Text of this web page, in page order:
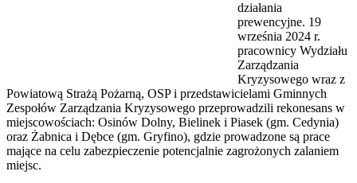
działania
prewencyjne. 19
września 2024 r.
pracownicy Wydziału
Zarządzania
Kryzysowego wraz z
Powiatową Strażą Pożarną, OSP i przedstawicielami Gminnych
Zespołów Zarządzania Kryzysowego przeprowadzili rekonesans w
miejscowościach: Osinów Dolny, Bielinek i Piasek (gm. Cedynia)
oraz Żabnica i Dębce (gm. Gryfino), gdzie prowadzone są prace
mające na celu zabezpieczenie potencjalnie zagrożonych zalaniem
miejsc.